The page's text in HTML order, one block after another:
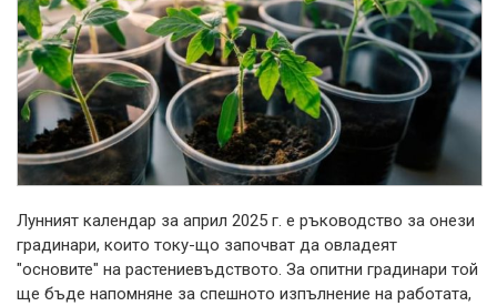
Лунният календар за април 2025 г. е ръководство за онези
градинари, които току-що започват да овладеят
"основите" на растениевъдството. За опитни градинари той
ще бъде напомняне за спешното изпълнение на работата,